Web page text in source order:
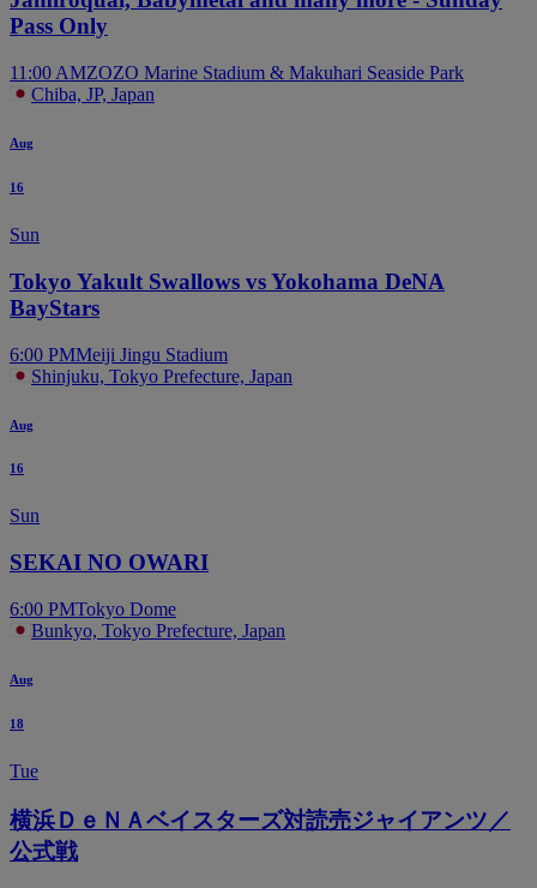
Pass Only
11:00 AMZOZO Marine Stadium & Makuhari Seaside Park
Chiba, JP, Japan
Aug
16
Sun
Tokyo Yakult Swallows vs Yokohama DeNA
BayStars
6:00 PMMeiji Jingu Stadium
Shinjuku, Tokyo Prefecture, Japan
Aug
16
Sun
SEKAI NO OWARI
6:00 PMTokyo Dome
Bunkyo, Tokyo Prefecture, Japan
Aug
18
Tue
横浜ＤｅＮＡベイスターズ対読売ジャイアンツ／
公式戦